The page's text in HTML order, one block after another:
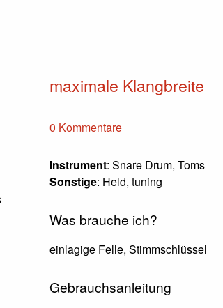
maximale Klangbreite
0 Kommentare
Instrument: Snare Drum, Toms
Sonstige: Held, tuning
Was brauche ich?
einlagige Felle, Stimmschlüssel
Gebrauchsanleitung